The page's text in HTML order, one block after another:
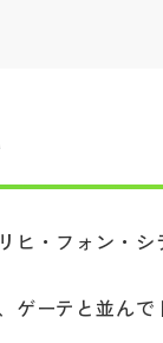
・フォン・
ゲーテと並ん